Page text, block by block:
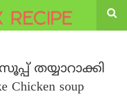
തയ്യാറാക്കി
soup